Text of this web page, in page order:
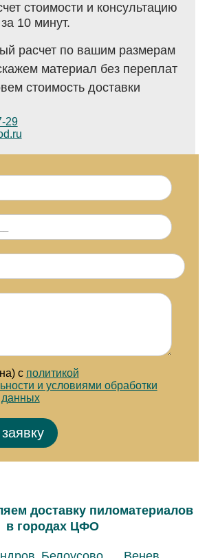
стоимости и консультацию
10 минут.
расчет по вашим размерам
материал без переплат
стоимость доставки
29
с политикой
и условиями обработки
доставку пиломатериалов
в городах ЦФО